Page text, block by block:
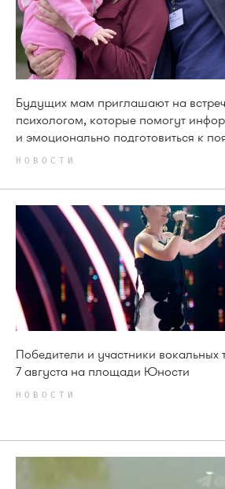
Будущих мам приглашают на
психологом, которые помогут
и эмоционально подготовиться к
НОВОСТИ
Победители и участники
7 августа на площади Юности
НОВОСТИ